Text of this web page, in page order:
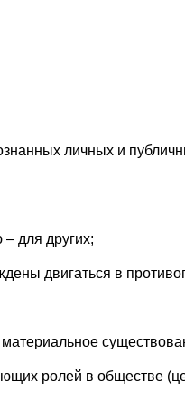
личных и
для других;
двигаться в
ролей в обществе